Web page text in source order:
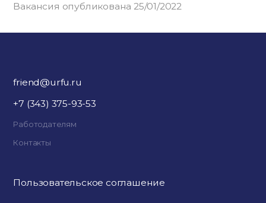
Вакансия опубликована 25/01/2022
friend@urfu.ru
+7 (343) 375-93-53
Работодателям
Контакты
Пользовательское соглашение